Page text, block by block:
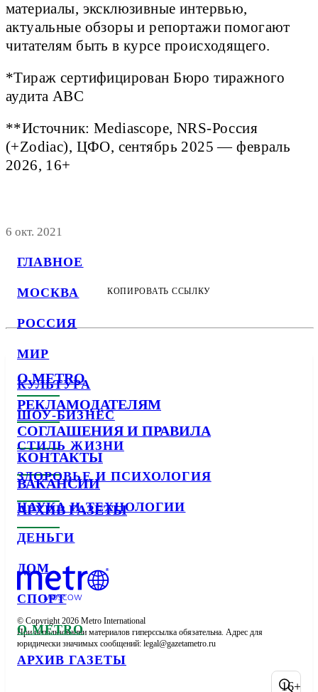
ГЛАВНОЕ
МОСКВА
РОССИЯ
МИР
КУЛЬТУРА
ШОУ-БИЗНЕС
СТИЛЬ ЖИЗНИ
ЗДОРОВЬЕ И ПСИХОЛОГИЯ
НАУКА И ТЕХНОЛОГИИ
ДЕНЬГИ
ДОМ
СПОРТ
О METRO
АРХИВ ГАЗЕТЫ
материалы, эксклюзивные интервью,
актуальные обзоры и репортажи помогают
читателям быть в курсе происходящего.
*Тираж сертифицирован Бюро тиражного
аудита ABC
**Источник: Mediascope, NRS-Россия
(+Zodiac), ЦФО, сентябрь 2025 — февраль
2026, 16+
6 окт. 2021
КОПИРОВАТЬ ССЫЛКУ
О METRO
РЕКЛАМОДАТЕЛЯМ
СОГЛАШЕНИЯ И ПРАВИЛА
КОНТАКТЫ
ВАКАНСИИ
АРХИВ ГАЗЕТЫ
© Copyright 2026 Metro International
При использовании материалов гиперссылка обязательна. Адрес для
юридически значимых сообщений:
16+